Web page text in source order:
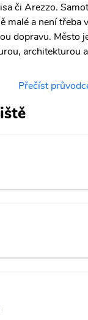
či Arezzo.
malé a není třeba
dopravu. Město
architekturou
Přečíst